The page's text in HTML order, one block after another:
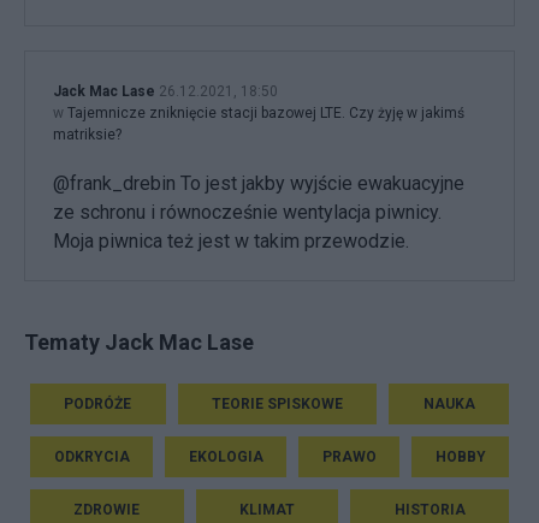
Jack Mac Lase 26.12.2021, 18:50
w Tajemnicze zniknięcie stacji bazowej LTE. Czy żyję w jakimś
matriksie?
@frank_drebin To jest jakby wyjście ewakuacyjne
ze schronu i równocześnie wentylacja piwnicy.
Moja piwnica też jest w takim przewodzie.
Tematy Jack Mac Lase
PODRÓŻE TEORIE SPISKOWE NAUKA
ODKRYCIA EKOLOGIA PRAWO HOBBY
ZDROWIE KLIMAT HISTORIA